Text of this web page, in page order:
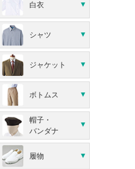
白衣
シャツ
ジャケット
ボトムス
帽子・
バンダナ
履物